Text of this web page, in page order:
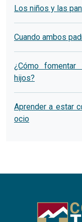
Los niños y las
Cuando ambos
¿Cómo
hijos?
Aprender a estar
ocio